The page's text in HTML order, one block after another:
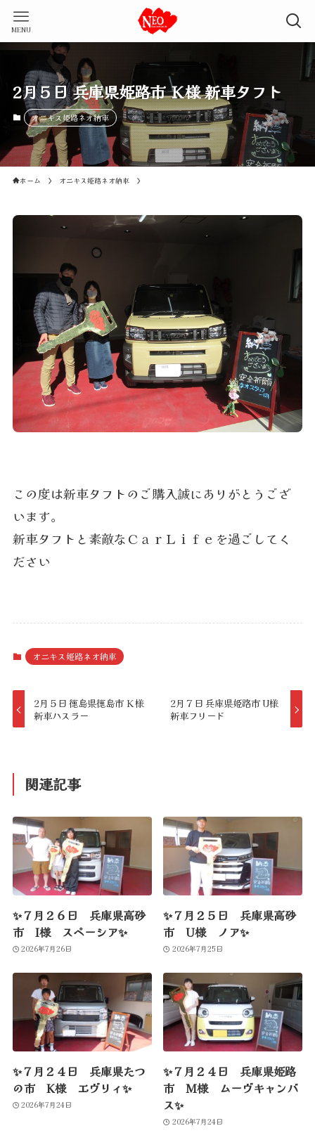
MENU
2月５日 兵庫県姫路市 Ｋ様 新車タフト
オニキス姫路ネオ納車
ホーム オニキス姫路ネオ納車
この度は新車タフトのご購入誠にありがとうござ
います。
新車タフトと素敵なＣａｒＬｉｆｅを過ごしてく
ださい
オニキス姫路ネオ納車
2月５日 徳島県徳島市 Ｋ様
新車ハスラー
2月７日 兵庫県姫路市 U様
新車フリード
関連記事
✨７月２６日 兵庫県高砂
市 I様 スペーシア✨
2026年7月26日
✨７月２５日 兵庫県高砂
市 U様 ノア✨
2026年7月25日
✨７月２４日 兵庫県たつ
の市 K様 エヴリィ✨
2026年7月24日
✨７月２４日 兵庫県姫路
市 M様 ムーヴキャンバ
ス✨
2026年7月24日